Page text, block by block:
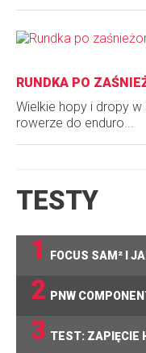
RUNDKA PO
Wielkie hopy i dropy
rowerze do enduro...
TESTY
1
FOCUS SAM² I
2 PNW
3 TEST: ZAPIĘCIE